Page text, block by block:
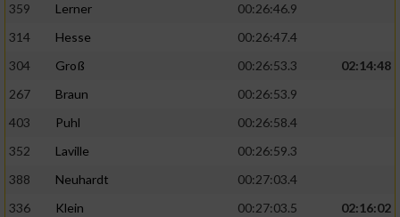
359
Lerner
00:26:46.9
314
Hesse
00:26:47.4
304
Groß 00:26:53.3
02:14:48
267
Braun
00:26:53.9
403
Puhl
00:26:58.4
352
Laville
00:26:59.3
388
Neuhardt
00:27:03.4
336
Klein 00:27:03.5
02:16:02